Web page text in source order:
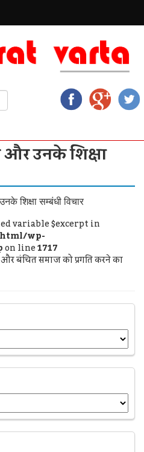
उनके शिक्षा
शिक्षा सम्बंधी विचार
variable $excerpt in
wp-
on line1717
बंचित समाज को प्रगति करने का